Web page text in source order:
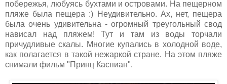
побережья, любуясь бухтами и островами. На пещерном
пляже была пещера :) Неудивительно. Ах, нет, пещера
была очень удивительна - огромный треугольный свод
нависал над пляжем! Тут и там из воды торчали
причудливые скалы. Многие купались в холодной воде,
как полагается в такой нежаркой стране. На этом пляже
снимали фильм "Принц Каспиан".